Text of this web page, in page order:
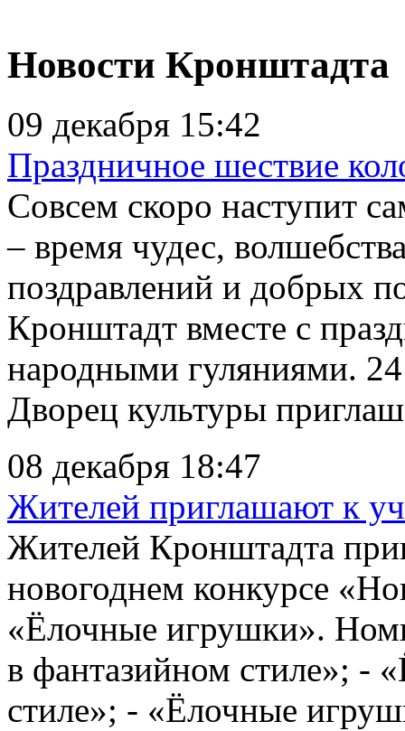
Новости Кронштадта
09 декабря 15:42
Праздничное шествие
Совсем скоро наступит
– время чудес,
поздравлений и добрых
Кронштадт вместе с
народными гуляниями.
Дворец культуры
08 декабря 18:47
Жителей приглашают к
Жителей Кронштадта
новогоднем конкурсе
«Ёлочные игрушки».
в фантазийном стиле»; -
стиле»; - «Ёлочные